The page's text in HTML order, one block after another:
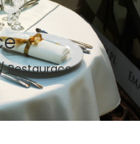
Restaurace